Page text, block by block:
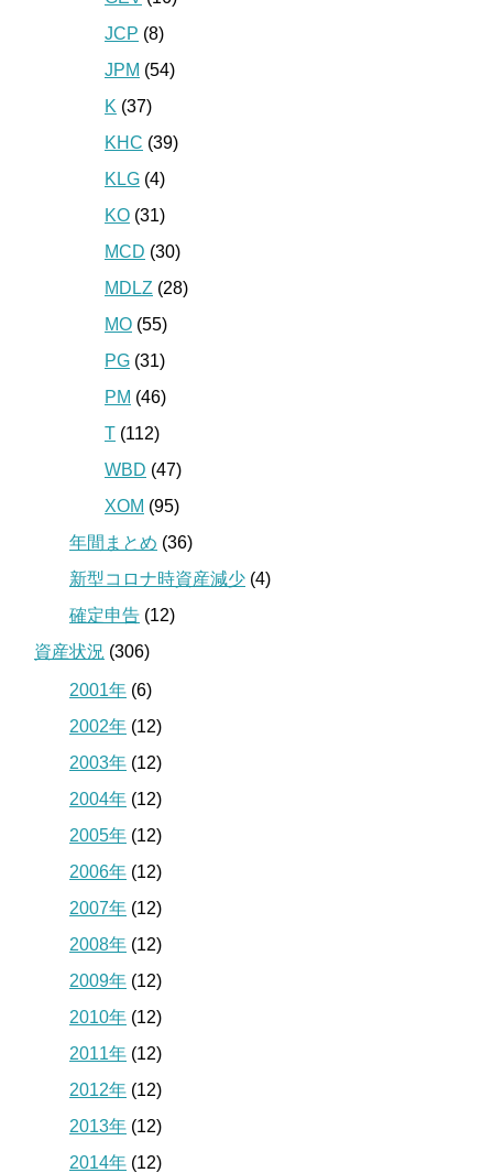
JCP (8)
JPM (54)
K (37)
KHC (39)
KLG (4)
KO (31)
MCD (30)
MDLZ (28)
MO (55)
PG (31)
PM (46)
T (112)
WBD (47)
XOM (95)
年間まとめ (36)
新型コロナ時資産減少 (4)
確定申告 (12)
資産状況 (306)
2001年 (6)
2002年 (12)
2003年 (12)
2004年 (12)
2005年 (12)
2006年 (12)
2007年 (12)
2008年 (12)
2009年 (12)
2010年 (12)
2011年 (12)
2012年 (12)
2013年 (12)
2014年 (12)